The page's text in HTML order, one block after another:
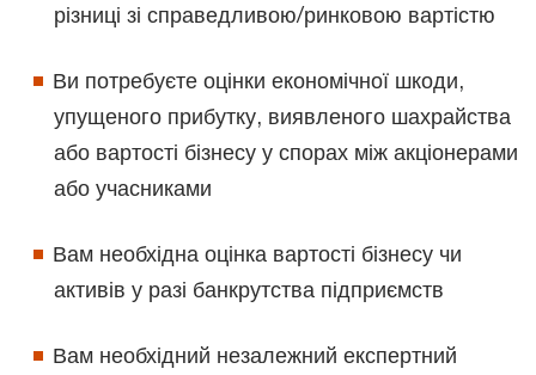
різниці зі справедливою/ринковою вартістю
Ви потребуєте оцінки економічної шкоди,
упущеного прибутку, виявленого шахрайства
або вартості бізнесу у спорах між акціонерами
або учасниками
Вам необхідна оцінка вартості бізнесу чи
активів у разі банкрутства підприємств
Вам необхідний незалежний експертний